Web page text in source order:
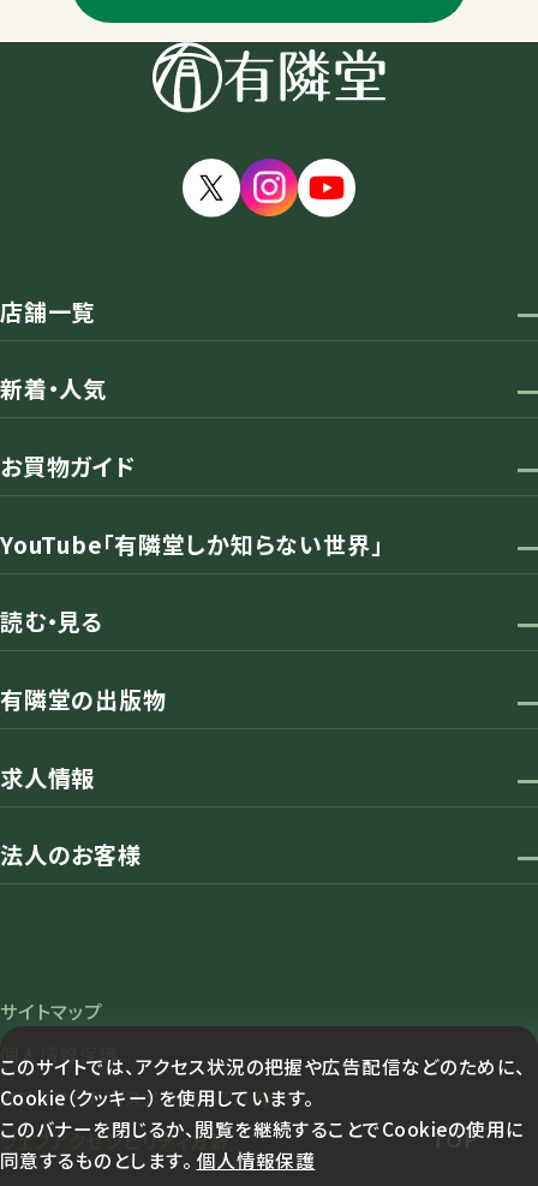
このサイトでは、アクセス状況の把握や広告配信などのために、
Cookie（クッキー）を使用しています。
このバナーを閉じるか、閲覧を継続することでCookieの使用に
同意するものとします。 個人情報保護
店舗一覧
新着・人気
お買物ガイド
YouTube「有隣堂しか知らない世界」
読む・見る
有隣堂の出版物
求人情報
法人のお客様
サイトマップ
個人情報保護
カスタマーハラスメント対応方針
ウェブアクセシビリティ方針
TOP